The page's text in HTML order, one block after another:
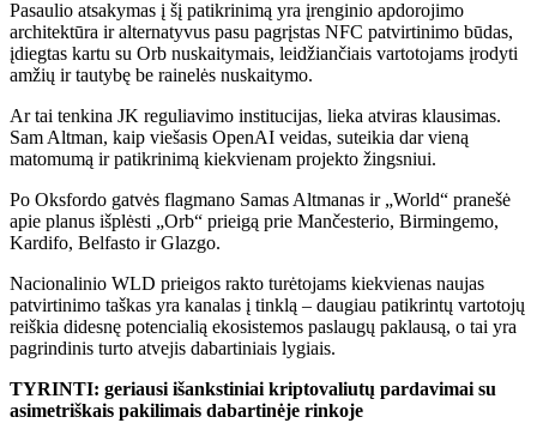
Pasaulio atsakymas į šį patikrinimą yra įrenginio apdorojimo
architektūra ir alternatyvus pasu pagrįstas NFC patvirtinimo būdas,
įdiegtas kartu su Orb nuskaitymais, leidžiančiais vartotojams įrodyti
amžių ir tautybę be rainelės nuskaitymo.
Ar tai tenkina JK reguliavimo institucijas, lieka atviras klausimas.
Sam Altman, kaip viešasis OpenAI veidas, suteikia dar vieną
matomumą ir patikrinimą kiekvienam projekto žingsniui.
Po Oksfordo gatvės flagmano Samas Altmanas ir „World“ pranešė
apie planus išplėsti „Orb“ prieigą prie Mančesterio, Birmingemo,
Kardifo, Belfasto ir Glazgo.
Nacionalinio WLD prieigos rakto turėtojams kiekvienas naujas
patvirtinimo taškas yra kanalas į tinklą – daugiau patikrintų vartotojų
reiškia didesnę potencialią ekosistemos paslaugų paklausą, o tai yra
pagrindinis turto atvejis dabartiniais lygiais.
TYRINTI: geriausi išankstiniai kriptovaliutų pardavimai su
asimetriškais pakilimais dabartinėje rinkoje